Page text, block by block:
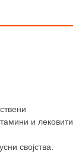
и лековити
својства.